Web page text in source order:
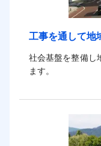
工事を通して地
社会基盤を整備し
ます。